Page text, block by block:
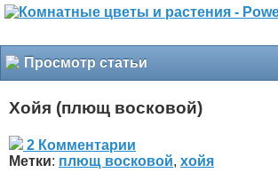
Просмотр статьи
Хойя (плющ восковой)
2 Комментарии
Метки: плющ восковой, хойя